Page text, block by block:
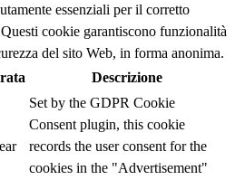
essenziali per il corretto
cookie garantiscono funzionalità
del sito Web, in forma anonima.
Descrizione
Set by the GDPR Cookie
Consent plugin, this cookie
records the user consent for the
cookies in the "Advertisement"